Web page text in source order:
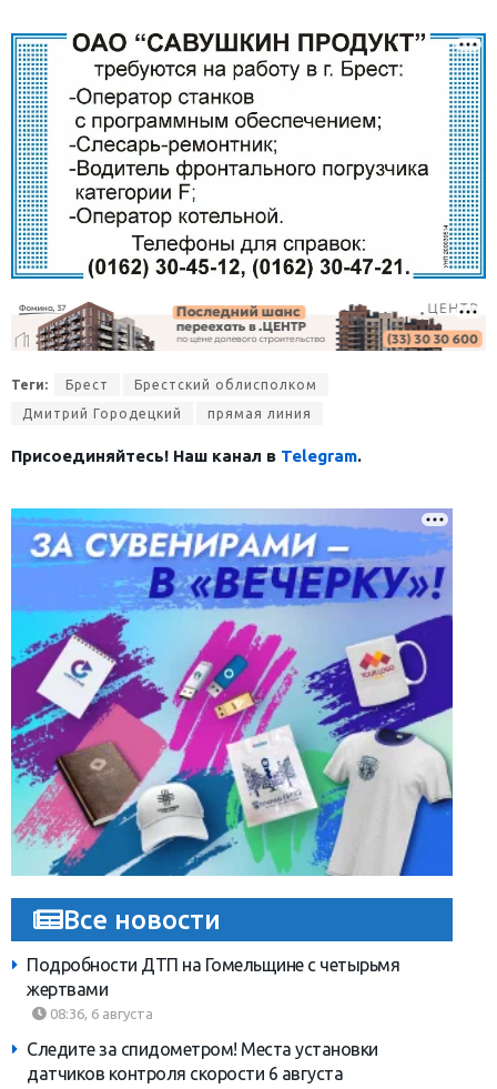
Теги: Брест
Брестский облисполком
Дмитрий Городецкий
прямая линия
Присоединяйтесь! Наш канал в Telegram.
Все новости
Подробности ДТП на Гомельщине с четырьмя
жертвами
08:36, 6 августа
Следите за спидометром! Места установки
датчиков контроля скорости 6 августа